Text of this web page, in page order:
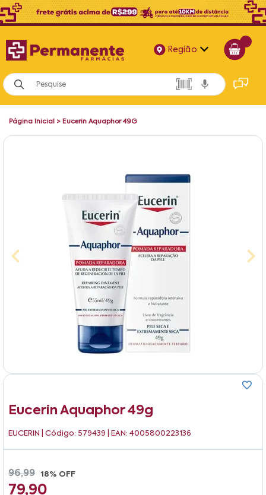
Região
Alagoas
Bahia
Página Inicial > Eucerin Aquaphor 49G
Eucerin Aquaphor 49g
EUCERIN | Código: 579439 | EAN: 4005800223136
96,99 18% OFF
79,90